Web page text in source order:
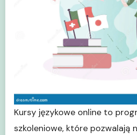
Kursy językowe online to
szkoleniowe, które pozwalają